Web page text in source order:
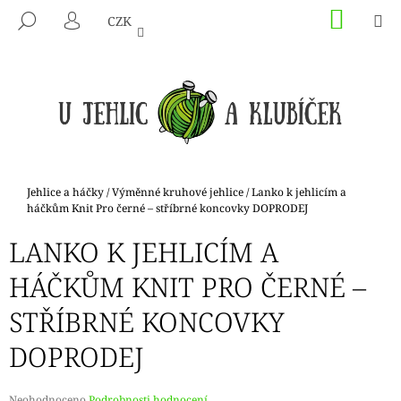
HLEDAT
PŘIHLÁŠENÍ
CZK KOŠÍK
Domů
Jehlice a háčky/Výměnné kruhové jehlice/Lanko k jehlicím a
háčkům Knit Pro černé – stříbrné koncovky DOPRODEJ
LANKO K JEHLICÍM A
HÁČKŮM KNIT PRO ČERNÉ –
STŘÍBRNÉ KONCOVKY
DOPRODEJ
T
Ř
B
U
J
E
T
E